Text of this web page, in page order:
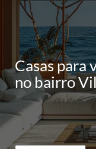
Casas para
no bairro